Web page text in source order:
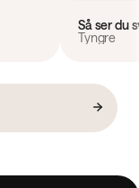
Så ser du
Tyngre